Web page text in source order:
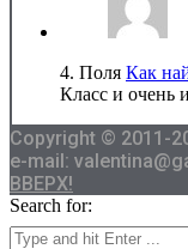
4. Поля Как
Класс и очень
Copyright © 2011-
e-mail:
ВВЕРХ!
Search for: